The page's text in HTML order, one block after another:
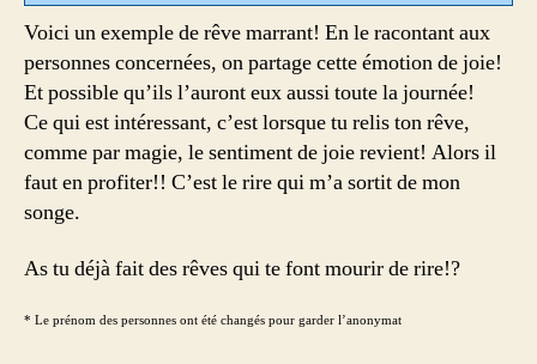
Voici un exemple de rêve marrant! En le racontant aux
personnes concernées, on partage cette émotion de joie!
Et possible qu’ils l’auront eux aussi toute la journée!
Ce qui est intéressant, c’est lorsque tu relis ton rêve,
comme par magie, le sentiment de joie revient! Alors il
faut en profiter!! C’est le rire qui m’a sortit de mon
songe.
As tu déjà fait des rêves qui te font mourir de rire!?
* Le prénom des personnes ont été changés pour garder l’anonymat